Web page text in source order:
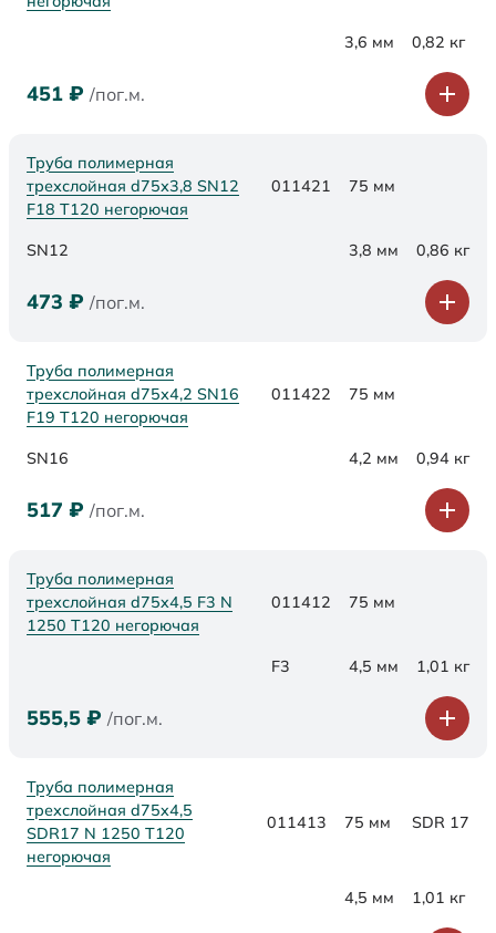
3,6 мм 0,82 кг
451 ₽ /пог.м.
Труба полимерная
трехслойная d75х3,8 SN12
F18 Т120 негорючая
011421 75 мм
SN12 3,8 мм 0,86 кг
473 ₽ /пог.м.
Труба полимерная
трехслойная d75х4,2 SN16
F19 Т120 негорючая
011422 75 мм
SN16 4,2 мм 0,94 кг
517 ₽ /пог.м.
Труба полимерная
трехслойная d75x4,5 F3 N
1250 Т120 негорючая
011412 75 мм
F3 4,5 мм 1,01 кг
555,5 ₽ /пог.м.
Труба полимерная
трехслойная d75x4,5
SDR17 N 1250 Т120
негорючая
011413 75 мм SDR 17
4,5 мм 1,01 кг